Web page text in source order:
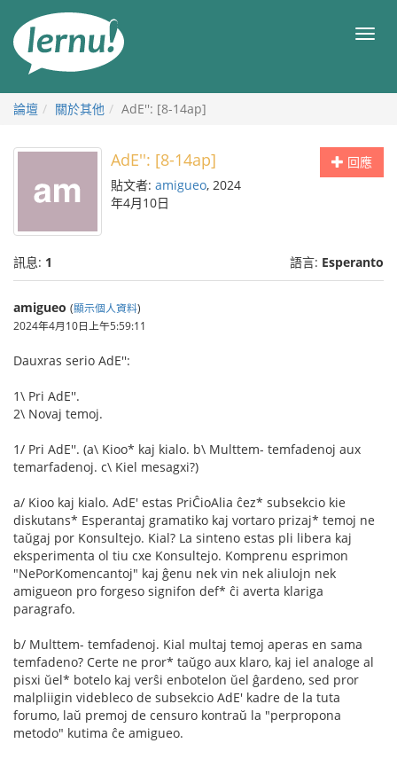
目
論壇 關於其他 AdE'': [8-14ap]
回應
AdE'': [8-14ap]
貼文者: amigueo, 2024
年4月10日
訊息: 1 語言: Esperanto
amigueo (顯示個人資料)
2024年4月10日上午5:59:11
Dauxras serio AdE'':
1\ Pri AdE''.
2\ Novaj temoj.
1/ Pri AdE''. (a\ Kioo* kaj kialo. b\ Multtem- temfadenoj aux
temarfadenoj. c\ Kiel mesagxi?)
a/ Kioo kaj kialo. AdE' estas PriĈioAlia ĉez* subsekcio kie
diskutans* Esperantaj gramatiko kaj vortaro prizaj* temoj ne
taŭgaj por Konsultejo. Kial? La sinteno estas pli libera kaj
eksperimenta ol tiu cxe Konsultejo. Komprenu esprimon
"NePorKomencantoj" kaj ĝenu nek vin nek aliulojn nek
amigueon pro forgeso signifon def* ĉi averta klariga
paragrafo.
b/ Multtem- temfadenoj. Kial multaj temoj aperas en sama
temfadeno? Certe ne pror* taŭgo aux klaro, kaj iel analoge al
pisxi ŭel* botelo kaj verŝi enbotelon ŭel ĝardeno, sed pror
malpliigin videbleco de subsekcio AdE' kadre de la tuta
forumo, laŭ premoj de censuro kontraŭ la "perpropona
metodo" kutima ĉe amigueo.